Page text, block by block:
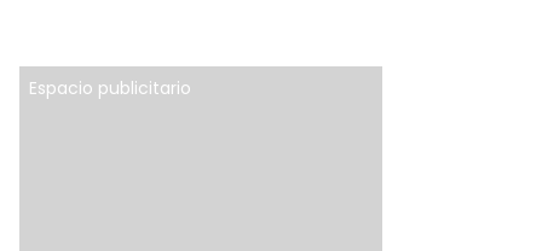
Espacio publicitario